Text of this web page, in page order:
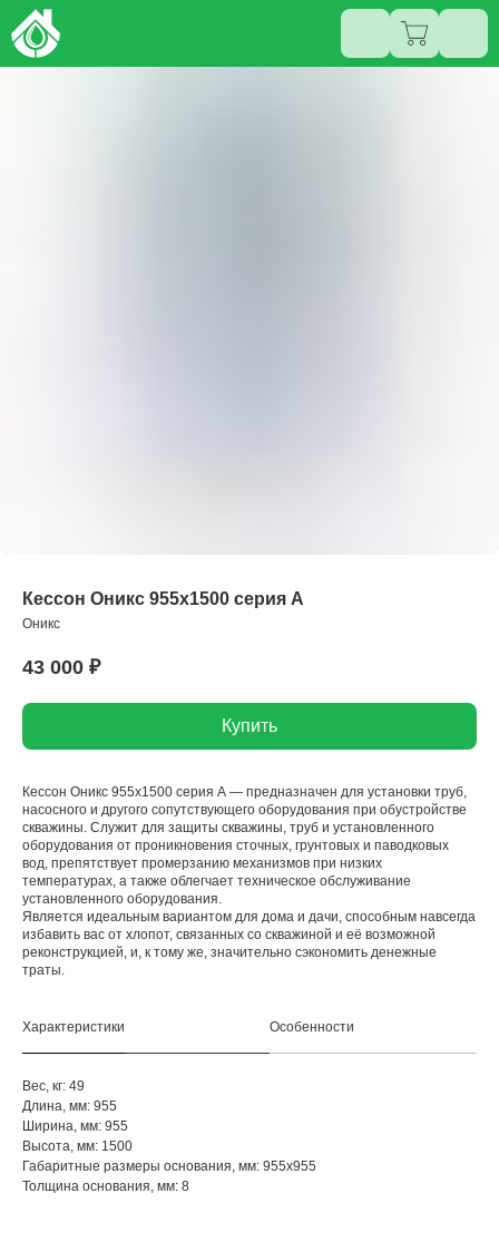
Кессон Оникс 955х1500 серия А
Оникс
43 000 ₽
Купить
Кессон Оникс 955х1500 серия А — предназначен для установки труб,
насосного и другого сопутствующего оборудования при обустройстве
скважины. Служит для защиты скважины, труб и установленного
оборудования от проникновения сточных, грунтовых и паводковых
вод, препятствует промерзанию механизмов при низких
температурах, а также облегчает техническое обслуживание
установленного оборудования.
Является идеальным вариантом для дома и дачи, способным навсегда
избавить вас от хлопот, связанных со скважиной и её возможной
реконструкцией, и, к тому же, значительно сэкономить денежные
траты.
Характеристики Особенности
Вес, кг: 49
Длина, мм: 955
Ширина, мм: 955
Высота, мм: 1500
Габаритные размеры основания, мм: 955x955
Толщина основания, мм: 8